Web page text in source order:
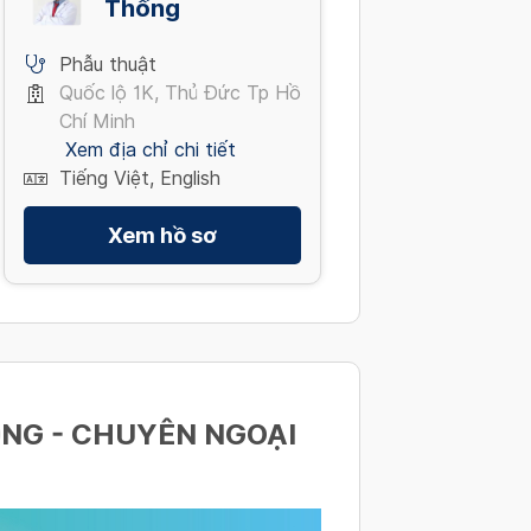
/ Advanced Checkup
Colonoscopy (with
virus
khám khác / Quick test
your own test kit
đơn) / PCR Covid 19 Test
Thống
Phẫu thuật
Quốc lộ 1K, Thủ Đức Tp Hồ
Chí Minh
Xem địa chỉ chi tiết
Tiếng Việt, English
Xem hồ sơ
- CHUYÊN NGOẠI